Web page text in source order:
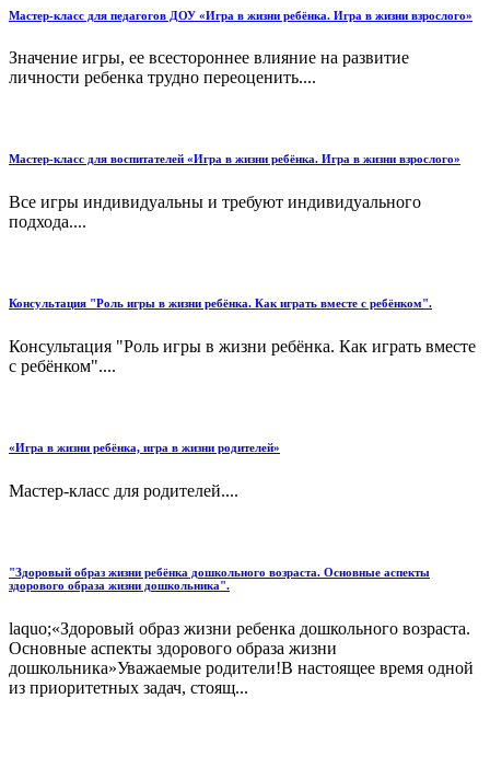
Мастер-класс для педагогов ДОУ «Игра в жизни ребёнка. Игра в жизни взрослого»
Значение игры, ее всестороннее влияние на развитие
личности ребенка трудно переоценить....
Мастер-класс для воспитателей «Игра в жизни ребёнка. Игра в жизни взрослого»
Все игры индивидуальны и требуют индивидуального
подхода....
Консультация "Роль игры в жизни ребёнка. Как играть вместе с ребёнком".
Консультация "Роль игры в жизни ребёнка. Как играть вместе
с ребёнком"....
«Игра в жизни ребёнка, игра в жизни родителей»
Мастер-класс для родителей....
"Здоровый образ жизни ребёнка дошкольного возраста. Основные аспекты
здорового образа жизни дошкольника".
laquo;«Здоровый образ жизни ребенка дошкольного возраста.
Основные аспекты здорового образа жизни
дошкольника»Уважаемые родители!В настоящее время одной
из приоритетных задач, стоящ...